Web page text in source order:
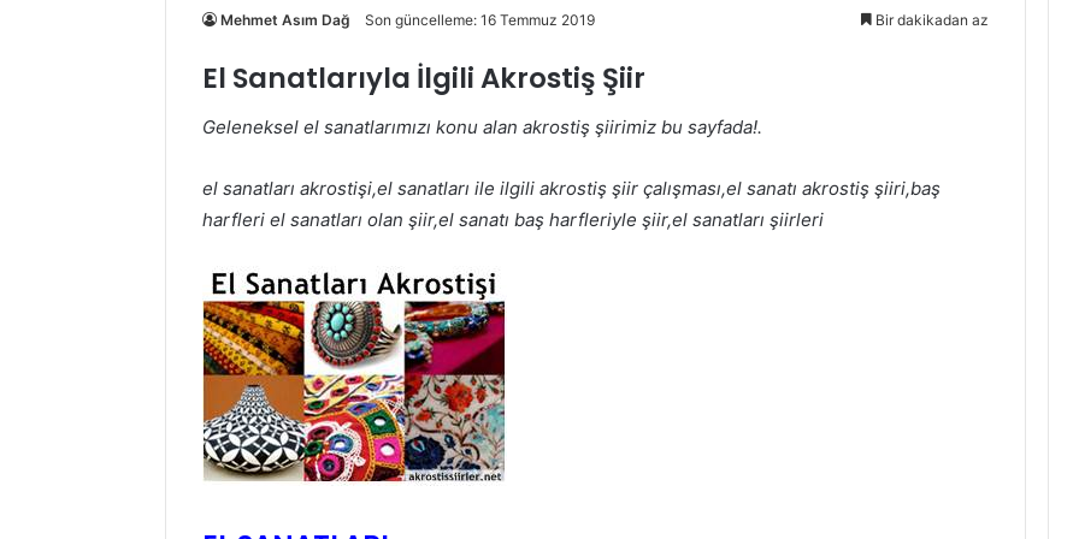
Mehmet Asım Dağ Son güncelleme: 16 Temmuz 2019 Bir dakikadan az
El Sanatlarıyla İlgili Akrostiş Şiir
Geleneksel el sanatlarımızı konu alan akrostiş şiirimiz bu sayfada!.
el sanatları akrostişi,el sanatları ile ilgili akrostiş şiir çalışması,el sanatı akrostiş şiiri,baş
harfleri el sanatları olan şiir,el sanatı baş harfleriyle şiir,el sanatları şiirleri